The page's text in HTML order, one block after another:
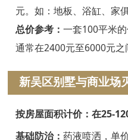
海盐白蚁防治
湖州白蚁防治
长兴白蚁防治
安吉白蚁防治
元。如：地板、浴缸、家
总价参考： 一套100平米
通常在2400元至6000元之
新吴区别墅与商业场
按房屋面积计价：在25-
基础防治： 药液喷洒，单